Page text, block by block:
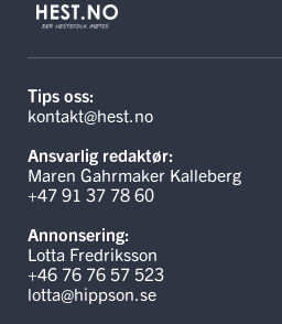
Tips oss:
kontakt@hest.no
Ansvarlig redaktør:
Maren Gahrmaker Kalleberg
+47 91 37 78 60
Annonsering:
Lotta Fredriksson
+46 76 76 57 523
lotta@hippson.se